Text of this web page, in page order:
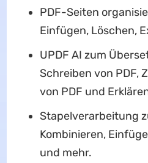
PDF-Seiten
Einfügen, Löschen,
UPDF AI zum
Schreiben von PDF,
von PDF und
Stapelverarbeitung
Kombinieren,
und mehr.